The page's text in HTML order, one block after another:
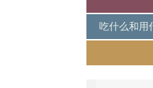
吃什么和用